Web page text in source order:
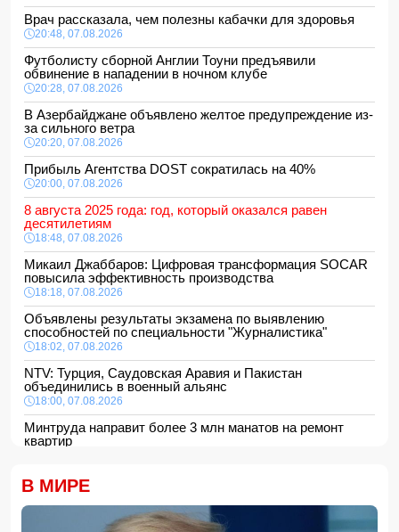
Врач рассказала, чем полезны кабачки для здоровья
20:48, 07.08.2026
Футболисту сборной Англии Тоуни предъявили
обвинение в нападении в ночном клубе
20:28, 07.08.2026
В Азербайджане объявлено желтое предупреждение из-
за сильного ветра
20:20, 07.08.2026
Прибыль Агентства DOST сократилась на 40%
20:00, 07.08.2026
8 августа 2025 года: год, который оказался равен
десятилетиям
18:48, 07.08.2026
Микаил Джаббаров: Цифровая трансформация SOCAR
повысила эффективность производства
18:18, 07.08.2026
Объявлены результаты экзамена по выявлению
способностей по специальности "Журналистика"
18:02, 07.08.2026
NTV: Турция, Саудовская Аравия и Пакистан
объединились в военный альянс
18:00, 07.08.2026
Минтруда направит более 3 млн манатов на ремонт
квартир
Сформирована структура Совета по медиа и вещанию
Пожар в историческом здании в Баку потушен
В МИРЕ